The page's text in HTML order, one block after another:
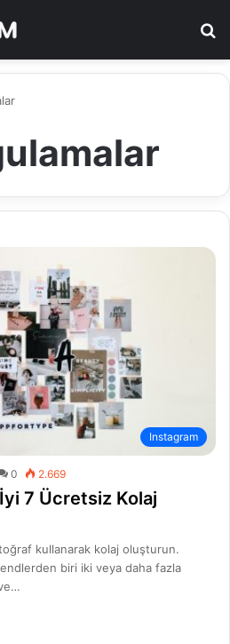
Instagram
0 2.669
7 Ücretsiz Kolaj
kullanarak kolaj oluşturun.
biri iki veya daha fazla